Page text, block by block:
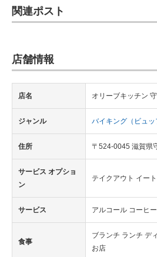
ちょっと気になるネットの話題
関連ポスト
店舗情報
店名 オリーブキッチン
ジャンル バイキング（ビュッ
住所 〒524-0045 滋賀県
サービス オプショ
ン
テイクアウト イー
サービス アルコール コーヒ
食事
ブランチ ランチ デ
お店